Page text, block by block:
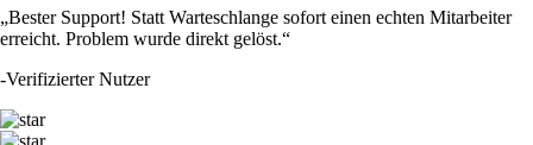
„Bester Support! Statt Warteschlange sofort einen echten Mitarbeiter
erreicht. Problem wurde direkt gelöst.“
-Verifizierter Nutzer